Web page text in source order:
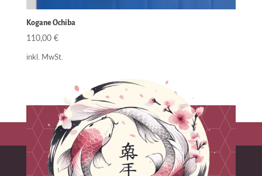
Kogane Ochiba
110,00 €
inkl. MwSt.
1 2 →